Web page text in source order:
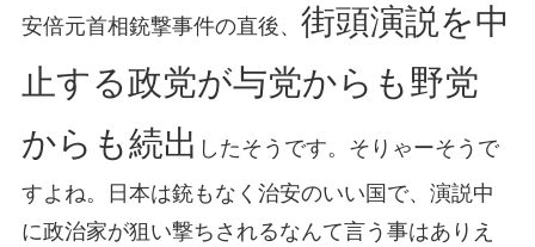
安倍元首相銃撃事件の直後、 街頭演説を中
止する政党が与党からも野党
からも続出 したそうです。そりゃーそうで
すよね。日本は銃もなく治安のいい国で、演説中
に政治家が狙い撃ちされるなんて言う事はありえ